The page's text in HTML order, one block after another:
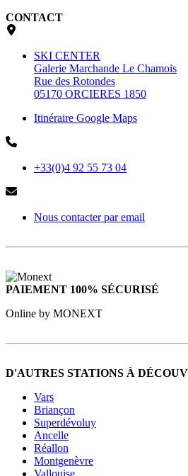
CONTACT
SKI CENTER
Galerie Marchande Le Chamois
Rue des Rotondes
05170 ORCIERES 1850
Itinéraire Google Maps
+33(0)4 92 55 73 04
Nous contacter par email
PAIEMENT 100% SÉCURISÉ
Online by MONEXT
D'AUTRES STATIONS À
Vars
Briançon
Superdévoluy
Ancelle
Réallon
Montgenèvre
Vallouise